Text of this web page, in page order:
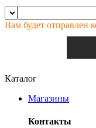
Вам будет отправлен
Каталог
Магазины
Контакты